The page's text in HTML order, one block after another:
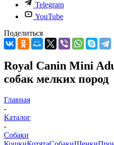
Telegram
YouTube
Поделиться
Royal Canin Mini
собак мелких пород
Главная
-
Каталог
-
Собаки